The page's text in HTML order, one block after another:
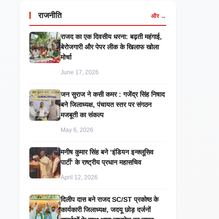
राजनीति और →
राजद का एक दिवसीय धरना: बढ़ती महंगाई,
बेरोजगारी और पेपर लीक के खिलाफ खोला
मोर्चा
June 17, 2026
जन सुराज ने कसी कमर : गजेंद्र सिंह निषाद
बने जिलाध्यक्ष, पंचायत स्तर पर संगठन
मजबूती का संकल्प
May 6, 2026
मनीष कुमार सिंह बने ‘इंडियन इन्क्लूसिव
पार्टी’ के राष्ट्रीय प्रधान महासचिव
April 12, 2026
दिलीप दास बने राजद SC/ST प्रकोष्ठ के
कार्यकारी जिलाध्यक्ष, जदयू छोड़ दर्जनों